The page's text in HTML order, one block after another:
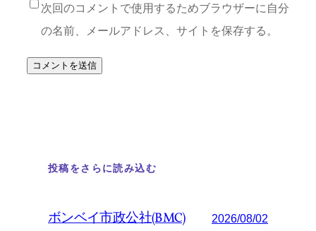
次回のコメントで使用するためブラウザーに自分
の名前、メールアドレス、サイトを保存する。
投稿をさらに読み込む
ボンベイ市政公社(BMC) 2026/08/02